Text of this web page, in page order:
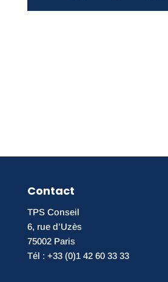
Contact
TPS Conseil
6, rue d’Uzès
75002 Paris
Tél : +33 (0)1 42 60 33 33